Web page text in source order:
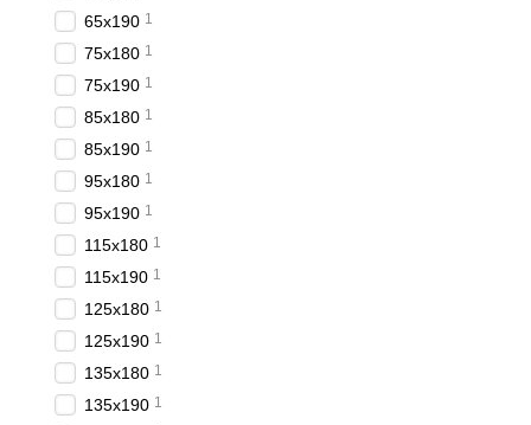
65x190 1
75x180 1
75x190 1
85x180 1
85x190 1
95x180 1
95x190 1
115x180 1
115x190 1
125x180 1
125x190 1
135x180 1
135x190 1